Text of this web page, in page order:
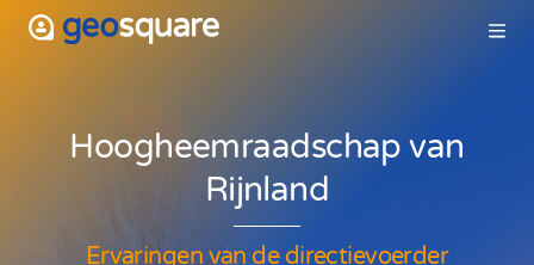
Hoogheemraadschap
Rijnland